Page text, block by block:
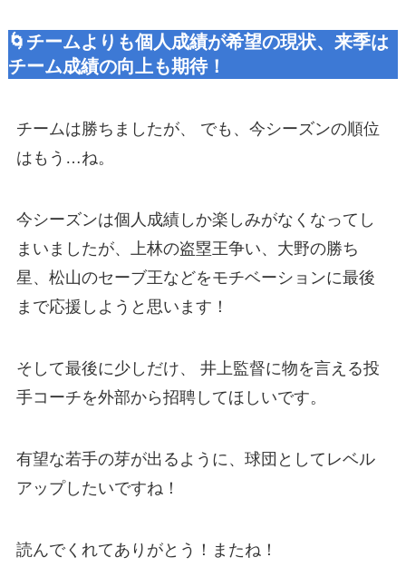
🌀チームよりも個人成績が希望の現状、来季は
チーム成績の向上も期待！
チームは勝ちましたが、 でも、今シーズンの順位
はもう…ね。
今シーズンは個人成績しか楽しみがなくなってし
まいましたが、上林の盗塁王争い、大野の勝ち
星、松山のセーブ王などをモチベーションに最後
まで応援しようと思います！
そして最後に少しだけ、 井上監督に物を言える投
手コーチを外部から招聘してほしいです。
有望な若手の芽が出るように、球団としてレベル
アップしたいですね！
読んでくれてありがとう！またね！